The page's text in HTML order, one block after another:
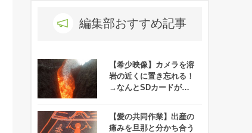
編集部おすすめ記事
【希少映像】カメラを溶
岩の近くに置き忘れる！
→なんとSDカードが無
映像が撮れたらしい！
【愛の共同作業】出産の
痛みを旦那と分かち合う